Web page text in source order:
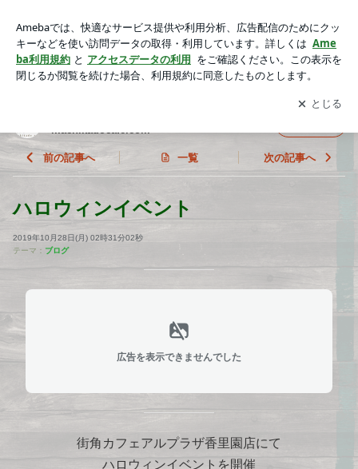
tp://machikadocafe.com
アプリをダウンロードして ブログの更新通知
を受け取りまし
ょう。
開く
machikadocafe.com
前の記事へ 一覧 次の記事へ
ハロウィンイベント
2019年10月28日(月) 02時31分02秒
テーマ： ブログ
広告を表示できませんでした
街角カフェアルプラザ香里園店にて
ハロウィンイベントを開催